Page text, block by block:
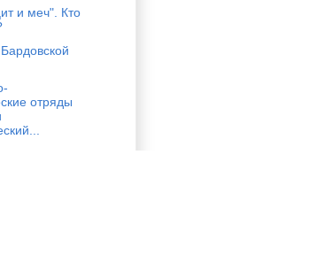
и меч". Кто
отряды